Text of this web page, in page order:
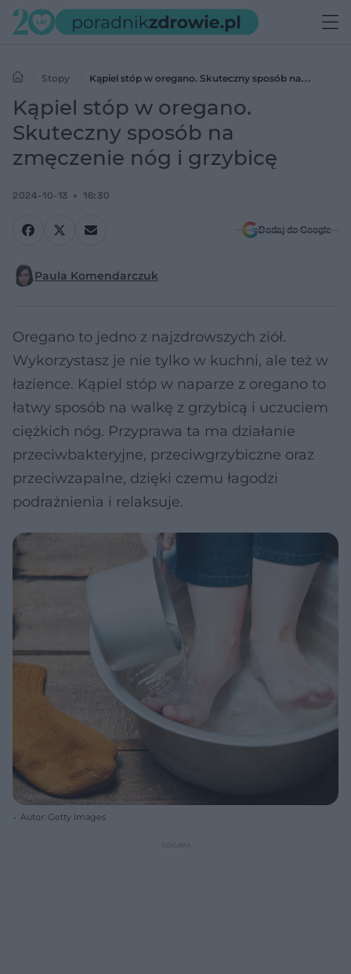
Stopy
Kąpiel stóp w oregano. Skuteczny sposób na
zmęczenie nóg i grzybicę
Kąpiel stóp w oregano.
Skuteczny sposób na
zmęczenie nóg i grzybicę
2024-10-13 16:30
Dodaj do Google
Paula Komendarczuk
Oregano to jedno z najzdrowszych ziół.
Wykorzystasz je nie tylko w kuchni, ale też w
łazience. Kąpiel stóp w naparze z oregano to
łatwy sposób na walkę z grzybicą i uczuciem
ciężkich nóg. Przyprawa ta ma działanie
przeciwbakteryjne, przeciwgrzybiczne oraz
przeciwzapalne, dzięki czemu łagodzi
podrażnienia i relaksuje.
Autor: Getty Images